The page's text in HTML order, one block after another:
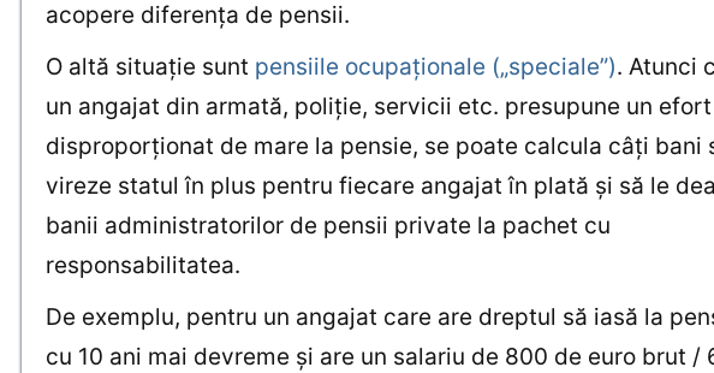
acopere diferența de pensii.
O altă situație sunt pensiile ocupaționale („speciale”). Atunci
un angajat din armată, poliție, servicii etc. presupune un efort
disproporționat de mare la pensie, se poate calcula câți bani
vireze statul în plus pentru fiecare angajat în plată și să le dea
banii administratorilor de pensii private la pachet cu
responsabilitatea.
De exemplu, pentru un angajat care are dreptul să iasă la
cu 10 ani mai devreme și are un salariu de 800 de euro brut /